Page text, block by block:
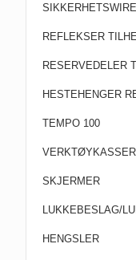
REFLEKSER
RESERVEDELER
HESTEHENGER
TEMPO 100
VERKTØYKASSER
SKJERMER
LUKKEBESLAG/
HENGSLER